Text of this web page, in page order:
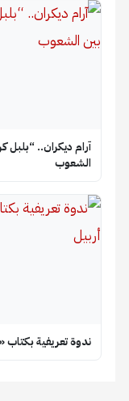
آرام ديكران..
الشعوب
ندوة تعريفية بكتاب